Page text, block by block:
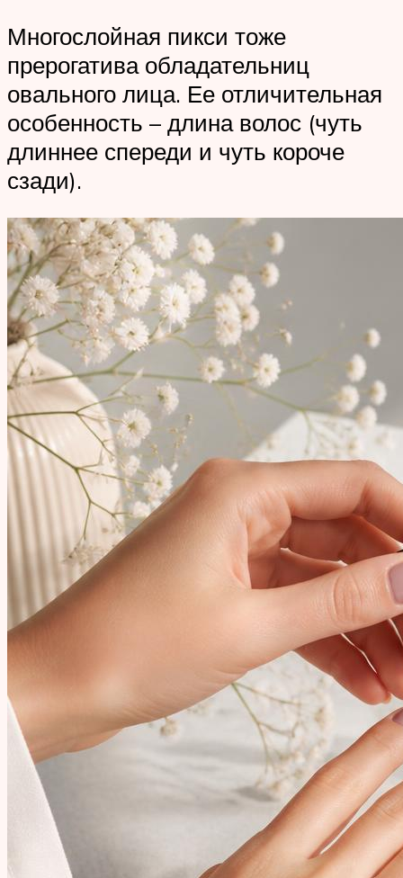
Многослойная пикси тоже
прерогатива обладательниц
овального лица. Ее отличительная
особенность – длина волос (чуть
длиннее спереди и чуть короче
сзади).